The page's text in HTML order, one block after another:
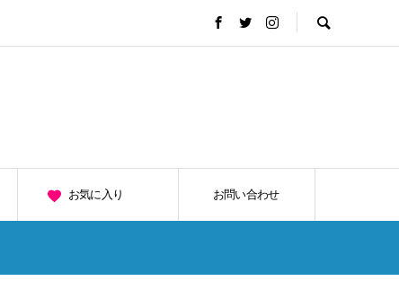
お気に入り お問い合わせ